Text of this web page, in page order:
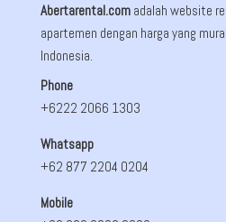
Abertarental.comadalah website
apartemen dengan harga yang
Indonesia.
Phone
+6222 2066 1303
Whatsapp
+62 877 2204 0204
Mobile